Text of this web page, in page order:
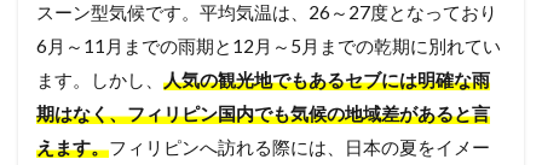
スーン型気候です。平均気温は、26～27度となっており
6月～11月までの雨期と12月～5月までの乾期に別れてい
ます。しかし、 人気の観光地でもあるセブには明確な雨
期はなく、フィリピン国内でも気候の地域差があると言
えます。フィリピンへ訪れる際には、日本の夏をイメー